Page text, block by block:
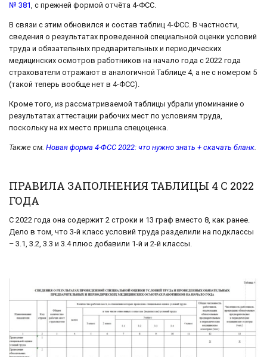
№ 381, с прежней формой отчёта 4-ФСС.
В связи с этим обновился и состав таблиц 4-ФСС. В частности,
сведения о результатах проведенной специальной оценки условий
труда и обязательных предварительных и периодических
медицинских осмотров работников на начало года с 2022 года
страхователи отражают в аналогичной Таблице 4, а не с номером 5
(такой теперь вообще нет в 4-ФСС).
Кроме того, из рассматриваемой таблицы убрали упоминание о
результатах аттестации рабочих мест по условиям труда,
поскольку на их место пришла спецоценка.
Также см. Новая форма 4-ФСС 2022: что нужно знать + скачать бланк
ПРАВИЛА ЗАПОЛНЕНИЯ ТАБЛИЦЫ 4 С 2022
ГОДА
С 2022 года она содержит 2 строки и 13 граф вместо 8, как ранее.
Дело в том, что 3-й класс условий труда разделили на подклассы
– 3.1, 3.2, 3.3 и 3.4 плюс добавили 1-й и 2-й классы.